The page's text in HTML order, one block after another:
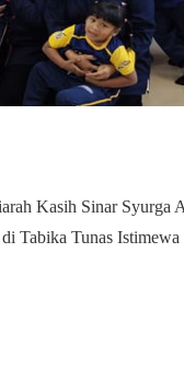
Kasih Sinar Syurga
Tabika Tunas